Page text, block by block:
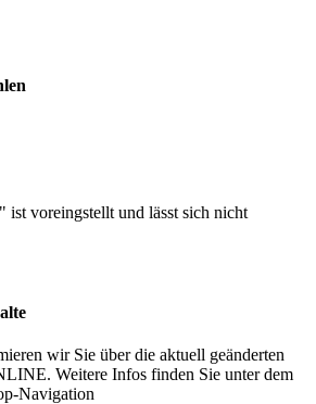
voreingstellt und lässt sich nicht
wir Sie über die aktuell geänderten
Weitere Infos finden Sie unter dem
Navigation